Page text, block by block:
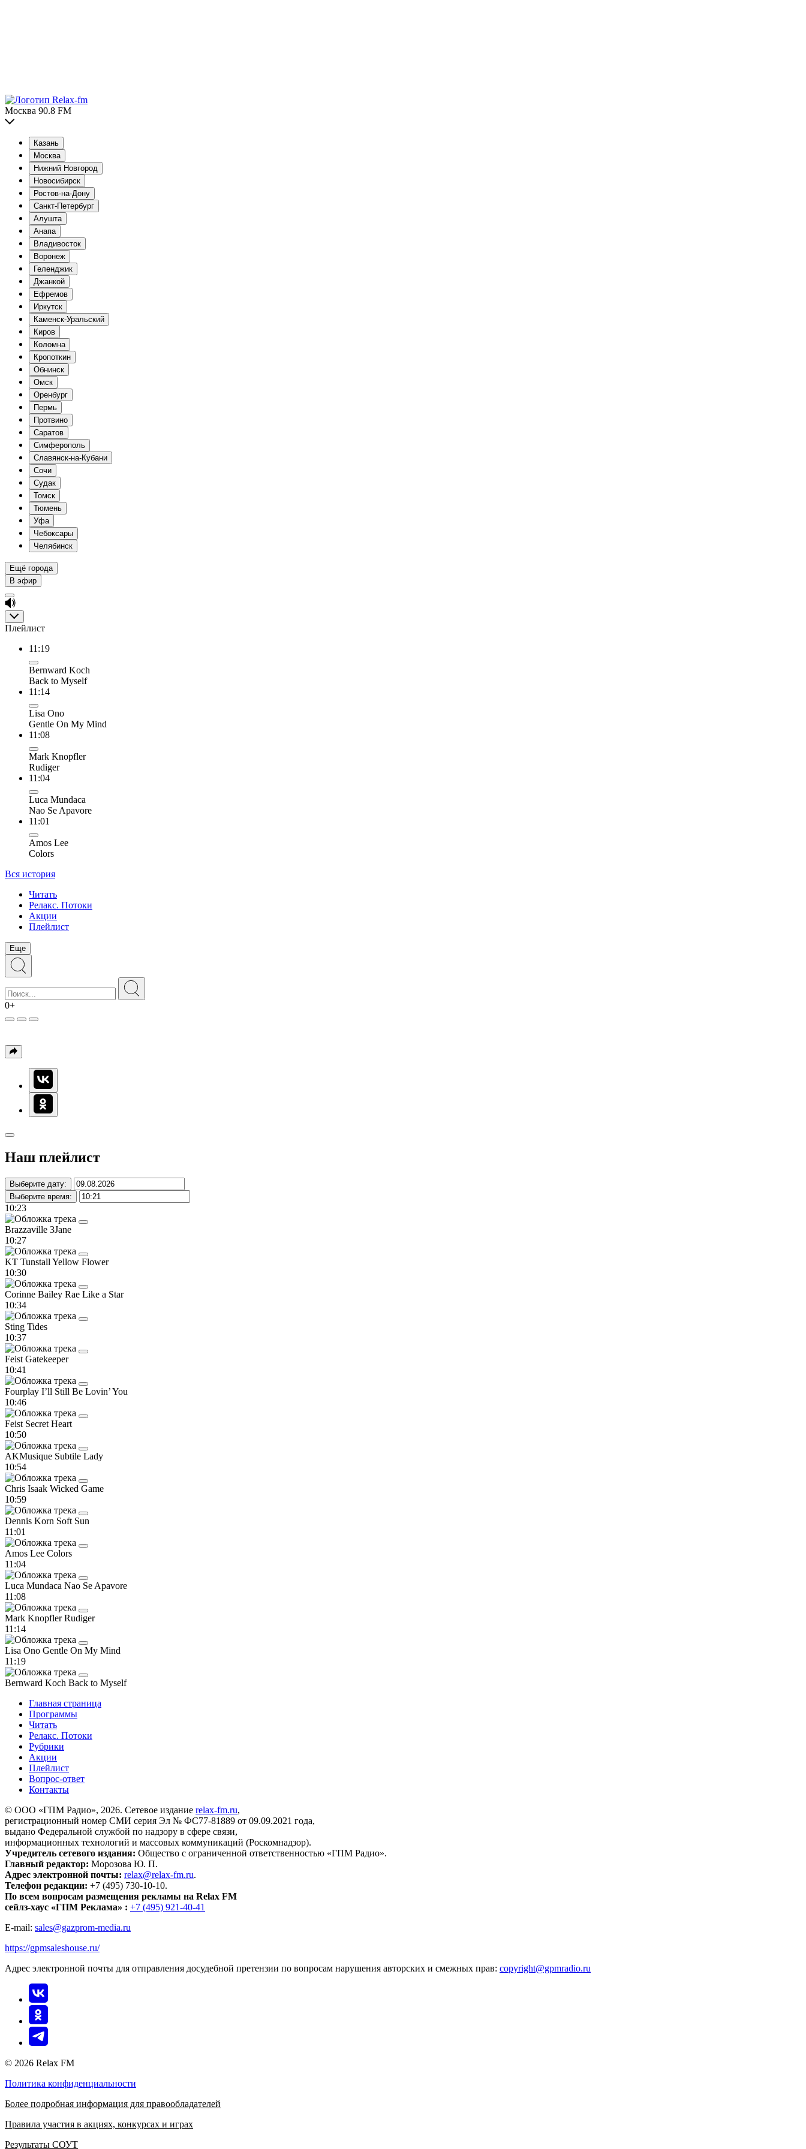
Москва 90.8 FM
Казань
Москва
Нижний Новгород
Новосибирск
Ростов-на-Дону
Санкт-Петербург
Алушта
Анапа
Владивосток
Воронеж
Геленджик
Джанкой
Ефремов
Иркутск
Каменск-Уральский
Киров
Коломна
Кропоткин
Обнинск
Омск
Оренбург
Пермь
Протвино
Саратов
Симферополь
Славянск-на-Кубани
Сочи
Судак
Томск
Тюмень
Уфа
Чебоксары
Челябинск
Ещё города
В эфир
Плейлист
11:19
Bernward Koch
Back to Myself
11:14
Lisa Ono
Gentle On My Mind
11:08
Mark Knopfler
Rudiger
11:04
Luca Mundaca
Nao Se Apavore
11:01
Amos Lee
Colors
Вся история
Читать
Релакс. Потоки
Акции
Плейлист
Еще
0+
Наш плейлист
Выберите дату:
Выберите время:
10:23
Brazzaville 3Jane
10:27
KT Tunstall Yellow Flower
10:30
Corinne Bailey Rae Like a Star
10:34
Sting Tides
10:37
Feist Gatekeeper
10:41
Fourplay I’ll Still Be Lovin’ You
10:46
Feist Secret Heart
10:50
AKMusique Subtile Lady
10:54
Chris Isaak Wicked Game
10:59
Dennis Korn Soft Sun
11:01
Amos Lee Colors
11:04
Luca Mundaca Nao Se Apavore
11:08
Mark KnopflerRudiger
11:14
Lisa Ono Gentle On My Mind
11:19
Bernward Koch Back to Myself
Главная страница
Программы
Читать
Релакс. Потоки
Рубрики
Акции
Плейлист
Вопрос-ответ
Контакты
© ООО «ГПМ Радио», 2026. Сетевое издание relax-fm.ru,
регистрационный номер СМИ серия Эл № ФС77-81889 от 09.09.2021 года,
выдано Федеральной службой по надзору в сфере связи,
информационных технологий и массовых коммуникаций (Роскомнадзор).
Учредитель сетевого издания: Общество с ограниченной ответственностью «ГПМ Радио».
Главный редактор: Морозова Ю. П.
Адрес электронной почты: relax@relax-fm.ru.
Телефон редакции: +7 (495) 730-10-10.
По всем вопросам размещения рекламы на Relax FM
сейлз-хаус «ГПМ Реклама» : +7 (495) 921-40-41
E-mail: sales@gazprom-media.ru
https://gpmsaleshouse.ru/
Адрес электронной почты для отправления досудебной претензии по вопросам нарушения авторских и смежных прав: copyright@gpmradio.ru
© 2026 Relax FM
Политика конфиденциальности
Более подробная информация для правообладателей
Правила участия в акциях, конкурсах и играх
Результаты СОУТ